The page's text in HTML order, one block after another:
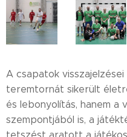
A csapatok
teremtornát sikerült
és lebonyolítás, hanem a
szempontjából is, a
tetszést aratott a